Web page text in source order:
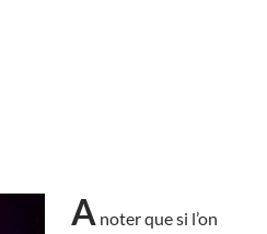
A noter que si l’on